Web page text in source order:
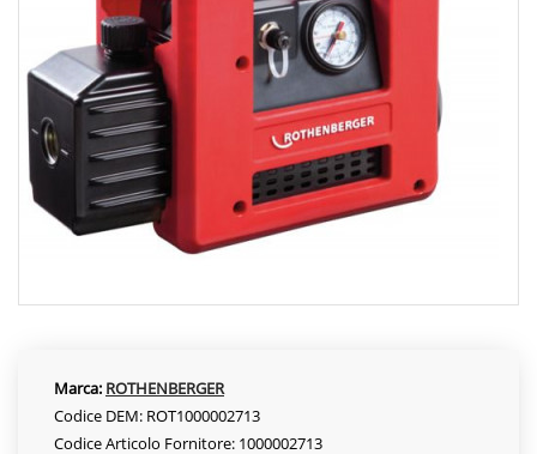
Marca: ROTHENBERGER
Codice DEM: ROT1000002713
Codice Articolo Fornitore: 1000002713